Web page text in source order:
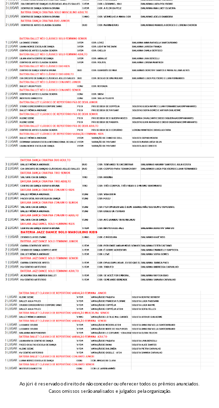
Ao júri é reservado o direito de não conceder ou oferecer todos os prêmios anunciados.
Casos omissos serão analisados e julgados pela organização.